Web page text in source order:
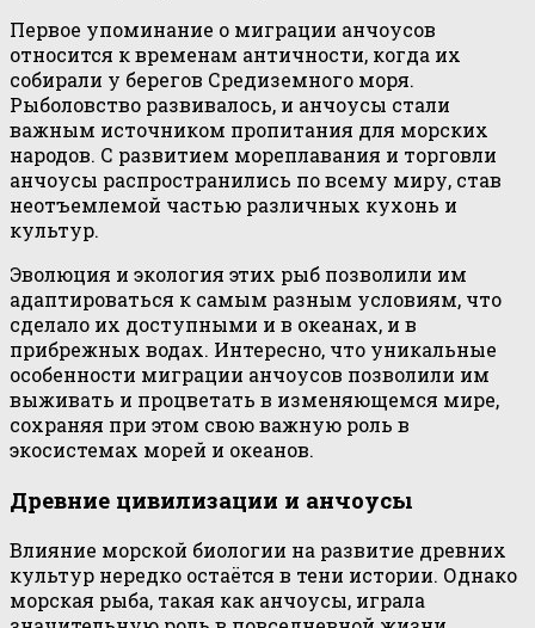
Первое упоминание о миграции анчоусов
относится к временам античности, когда их
собирали у берегов Средиземного моря.
Рыболовство развивалось, и анчоусы стали
важным источником пропитания для морских
народов. С развитием мореплавания и торговли
анчоусы распространились по всему миру, став
неотъемлемой частью различных кухонь и
культур.
Эволюция и экология этих рыб позволили им
адаптироваться к самым разным условиям, что
сделало их доступными и в океанах, и в
прибрежных водах. Интересно, что уникальные
особенности миграции анчоусов позволили им
выживать и процветать в изменяющемся мире,
сохраняя при этом свою важную роль в
экосистемах морей и океанов.
Древние цивилизации и анчоусы
Влияние морской биологии на развитие древних
культур нередко остаётся в тени истории. Однако
морская рыба, такая как анчоусы, играла